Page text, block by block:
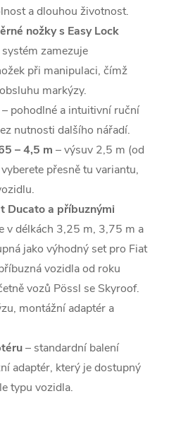
a dlouhou životnost.
nožky s Easy Lock
zamezuje
při manipulaci, čímž
markýzy.
– pohodlné a intuitivní ruční
nutnosti dalšího nářadí.
– 4,5 m – výsuv 2,5 m (od
přesně tu variantu,
Ducato a příbuznými
v délkách 3,25 m, 3,75 m a
jako výhodný set pro Fiat
vozidla od roku
vozů Pössl se Skyroof.
montážní adaptér a
– standardní balení
adaptér, který je dostupný
typu vozidla.